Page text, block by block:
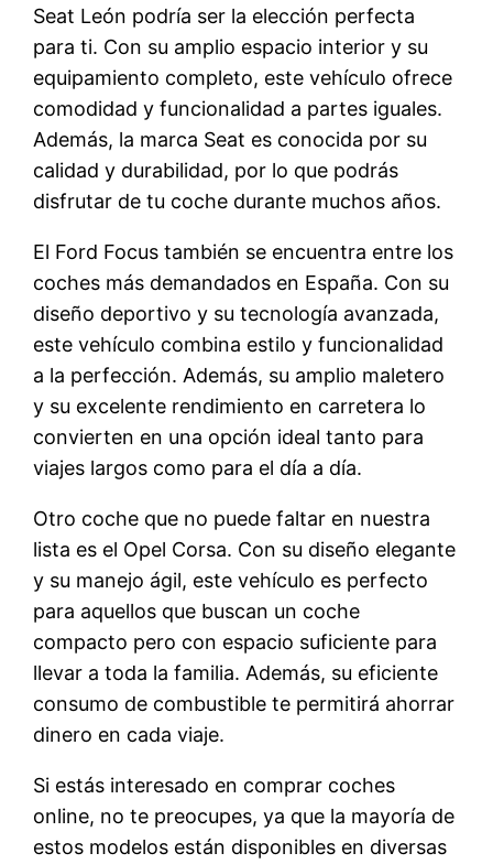
Seat León podría ser la elección perfecta
para ti. Con su amplio espacio interior y su
equipamiento completo, este vehículo ofrece
comodidad y funcionalidad a partes iguales.
Además, la marca Seat es conocida por su
calidad y durabilidad, por lo que podrás
disfrutar de tu coche durante muchos años.
El Ford Focus también se encuentra entre los
coches más demandados en España. Con su
diseño deportivo y su tecnología avanzada,
este vehículo combina estilo y funcionalidad
a la perfección. Además, su amplio maletero
y su excelente rendimiento en carretera lo
convierten en una opción ideal tanto para
viajes largos como para el día a día.
Otro coche que no puede faltar en nuestra
lista es el Opel Corsa. Con su diseño elegante
y su manejo ágil, este vehículo es perfecto
para aquellos que buscan un coche
compacto pero con espacio suficiente para
llevar a toda la familia. Además, su eficiente
consumo de combustible te permitirá ahorrar
dinero en cada viaje.
Si estás interesado en comprar coches
online, no te preocupes, ya que la mayoría de
estos modelos están disponibles en diversas